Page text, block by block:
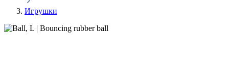
Игрушки